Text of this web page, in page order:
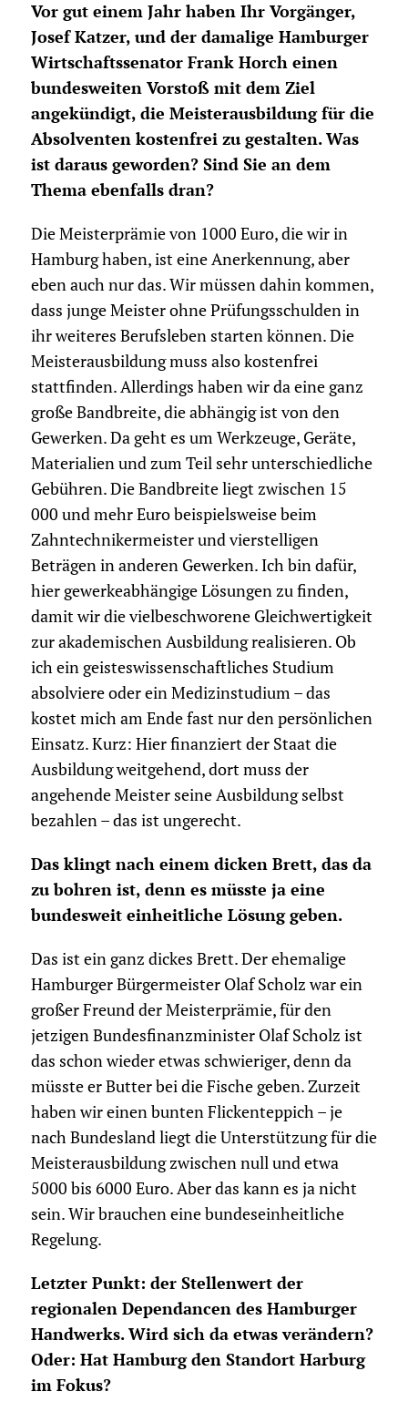
Vor gut einem Jahr haben Ihr Vorgänger,
Josef Katzer, und der damalige Hamburger
Wirtschaftssenator Frank Horch einen
bundesweiten Vorstoß mit dem Ziel
angekündigt, die Meisterausbildung für die
Absolventen kostenfrei zu gestalten. Was
ist daraus geworden? Sind Sie an dem
Thema ebenfalls dran?
Die Meisterprämie von 1000 Euro, die wir in
Hamburg haben, ist eine Anerkennung, aber
eben auch nur das. Wir müssen dahin kommen,
dass junge Meister ohne Prüfungsschulden in
ihr weiteres Berufsleben starten können. Die
Meisterausbildung muss also kostenfrei
stattfinden. Allerdings haben wir da eine ganz
große Bandbreite, die abhängig ist von den
Gewerken. Da geht es um Werkzeuge, Geräte,
Materialien und zum Teil sehr unterschiedliche
Gebühren. Die Bandbreite liegt zwischen 15
000 und mehr Euro beispielsweise beim
Zahntechnikermeister und vierstelligen
Beträgen in anderen Gewerken. Ich bin dafür,
hier gewerkeabhängige Lösungen zu finden,
damit wir die vielbeschworene Gleichwertigkeit
zur akademischen Ausbildung realisieren. Ob
ich ein geisteswissenschaftliches Studium
absolviere oder ein Medizinstudium – das
kostet mich am Ende fast nur den persönlichen
Einsatz. Kurz: Hier finanziert der Staat die
Ausbildung weitgehend, dort muss der
angehende Meister seine Ausbildung selbst
bezahlen – das ist ungerecht.
Das klingt nach einem dicken Brett, das da
zu bohren ist, denn es müsste ja eine
bundesweit einheitliche Lösung geben.
Das ist ein ganz dickes Brett. Der ehemalige
Hamburger Bürgermeister Olaf Scholz war ein
großer Freund der Meisterprämie, für den
jetzigen Bundesfinanzminister Olaf Scholz ist
das schon wieder etwas schwieriger, denn da
müsste er Butter bei die Fische geben. Zurzeit
haben wir einen bunten Flickenteppich – je
nach Bundesland liegt die Unterstützung für die
Meisterausbildung zwischen null und etwa
5000 bis 6000 Euro. Aber das kann es ja nicht
sein. Wir brauchen eine bundeseinheitliche
Regelung.
Letzter Punkt: der Stellenwert der
regionalen Dependancen des Hamburger
Handwerks. Wird sich da etwas verändern?
Oder: Hat Hamburg den Standort Harburg
im Fokus?